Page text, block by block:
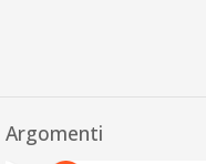
Argomenti